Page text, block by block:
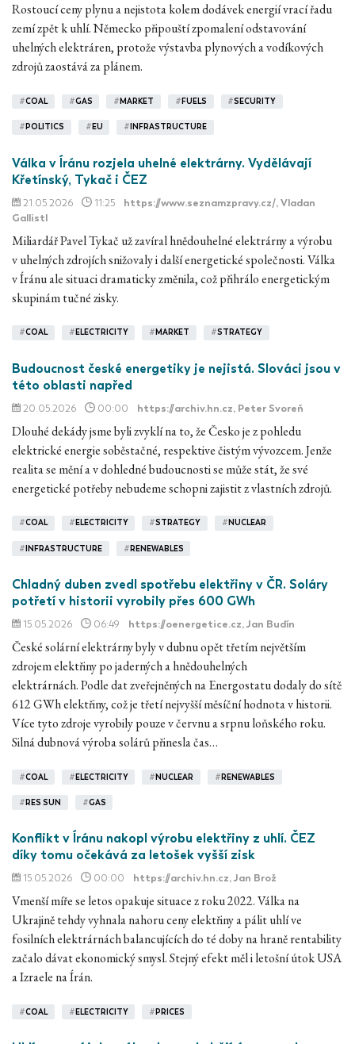
Rostoucí ceny plynu a nejistota kolem dodávek energií vrací řadu
zemí zpět k uhlí. Německo připouští zpomalení odstavování
uhelných elektráren, protože výstavba plynových a vodíkových
zdrojů zaostává za plánem.
#COAL #GAS # MARKET # FUELS #SECURITY
# POLITICS # EU # INFRASTRUCTURE
Válka v Íránu rozjela uhelné elektrárny. Vydělávají
Křetínský, Tykač i ČEZ
21.05.2026 11:25 https://www.seznamzpravy.cz/, Vladan
Gallistl
Miliardář Pavel Tykač už zavíral hnědouhelné elektrárny a výrobu
v uhelných zdrojích snižovaly i další energetické společnosti. Válka
v Íránu ale situaci dramaticky změnila, což přihrálo energetickým
skupinám tučné zisky.
#COAL # ELECTRICITY # MARKET #STRATEGY
Budoucnost české energetiky je nejistá. Slováci jsou v
této oblasti napřed
20.05.2026 00:00 https://archiv.hn.cz, Peter Svoreň
Dlouhé dekády jsme byli zvyklí na to, že Česko je z pohledu
elektrické energie soběstačné, respektive čistým vývozcem. Jenže
realita se mění a v dohledné budoucnosti se může stát, že své
energetické potřeby nebudeme schopni zajistit z vlastních zdrojů.
#COAL # ELECTRICITY #STRATEGY # NUCLEAR
# INFRASTRUCTURE # RENEWABLES
Chladný duben zvedl spotřebu elektřiny v ČR. Soláry
potřetí v historii vyrobily přes 600 GWh
15.05.2026 06:49 https://oenergetice.cz, Jan Budín
České solární elektrárny byly v dubnu opět třetím největším
zdrojem elektřiny po jaderných a hnědouhelných
elektrárnách. Podle dat zveřejněných na Energostatu dodaly do sítě
612 GWh elektřiny, což je třetí nejvyšší měsíční hodnota v historii.
Více tyto zdroje vyrobily pouze v červnu a srpnu loňského roku.
Silná dubnová výroba solárů přinesla čas…
#COAL # ELECTRICITY #NUCLEAR # RENEWABLES
# RES SUN #GAS
Konflikt v Íránu nakopl výrobu elektřiny z uhlí. ČEZ
díky tomu očekává za letošek vyšší zisk
15.05.2026 00:00 https://archiv.hn.cz, Jan Brož
Vmenší míře se letos opakuje situace z roku 2022. Válka na
Ukrajině tehdy vyhnala nahoru ceny elektřiny a pálit uhlí ve
fosilních elektrárnách balancujících do té doby na hraně rentability
začalo dávat ekonomický smysl. Stejný efekt měl i letošní útok USA
a Izraele na Írán.
#COAL # ELECTRICITY # PRICES